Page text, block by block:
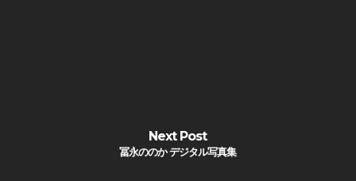
Next Post
冨永ののか デジタル写真集